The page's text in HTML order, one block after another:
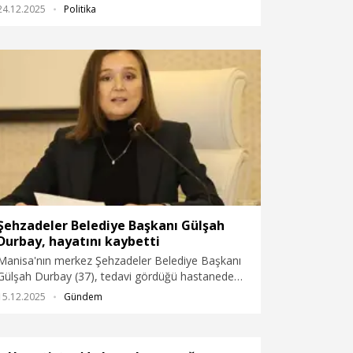
Haddad ve heyetini taşıyan uçağın düşmesiyle
Politika
Belediye Başkanı Gülşah
hayatını kaybetti
merkez Şehzadeler Belediye Başkanı
Durbay (37), tedavi gördüğü hastanede
kaybetti.Gündem